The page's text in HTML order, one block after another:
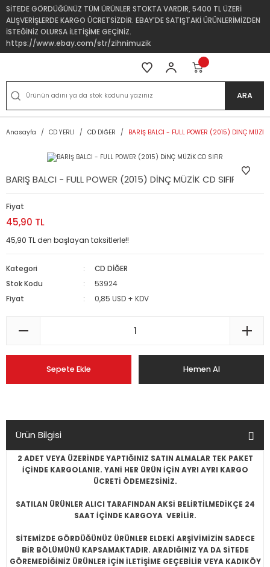
SİTEDE GÖRDÜĞÜNÜZ TÜM ÜRÜNLER STOKTA VARDIR, 5400 TL ÜZERİ
ALIŞVERİŞLERDE KARGO ÜCRETSİZDİR. EBAY'DE SATIŞTAKİ ÜRÜNLERİMİZDEN
İSTEĞİNİZ OLURSA İLETİŞİME GEÇİNİZ.
https://www.ebay.com/str/zihnimuzik
ARA
Anasayfa CD YERLİ CD DİĞER BARIŞ BALCI - FULL POWER (2015) DİNÇ MÜZİK
BARIŞ BALCI - FULL POWER (2015) DİNÇ MÜZİK CD SIFIR
Fiyat
45,90 TL
45,90 TL den başlayan taksitlerle!!
Kategori
CD DİĞER
Stok Kodu
53924
Fiyat
0,85 USD + KDV
Sepete Ekle Hemen Al
Ürün Bilgisi
2 ADET VEYA ÜZERİNDE YAPTIĞINIZ SATIN ALMALAR TEK PAKET
İÇİNDE KARGOLANIR. YANİ HER ÜRÜN İÇİN AYRI AYRI KARGO
ÜCRETİ ÖDEMEZSİNİZ.
SATILAN ÜRÜNLER ALICI TARAFINDAN AKSİ BELİRTİLMEDİKÇE 24
SAAT İÇİNDE KARGOYA VERİLİR.
SİTEMİZDE GÖRDÜĞÜNÜZ ÜRÜNLER ELDEKİ ARŞİVİMİZİN SADECE
BİR BÖLÜMÜNÜ KAPSAMAKTADIR. ARADIĞINIZ YA DA SİTEDE
GÖREMEDİĞİNİZ ÜRÜNLER İÇİN İLETİŞİME GEÇEBİLİR VEYA KADIKÖY